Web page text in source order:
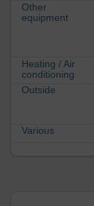
Other
equipment
Heating / Air
conditioning
Outside
Various